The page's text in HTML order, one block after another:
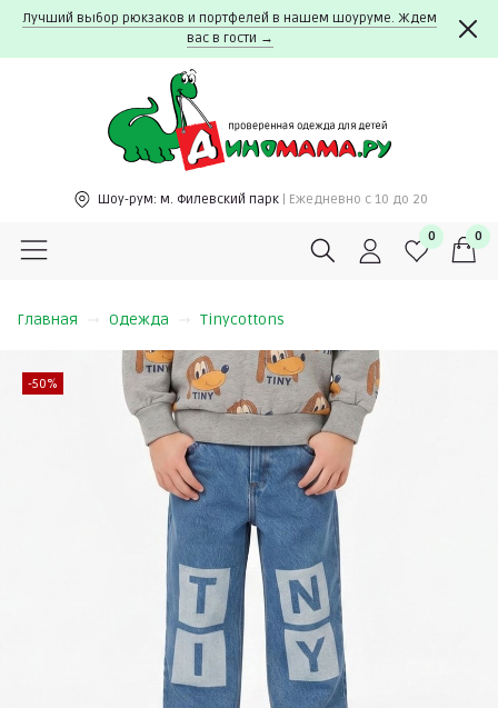
Лучший выбор рюкзаков и портфелей в нашем шоуруме. Ждем
вас в гости →
Шоу-рум: м. Филевский парк | Ежедневно c 10 до 20
0 0
Главная Одежда Tinycottons
-50%